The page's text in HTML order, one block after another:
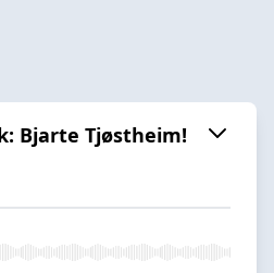
Bjarte Tjøstheim!